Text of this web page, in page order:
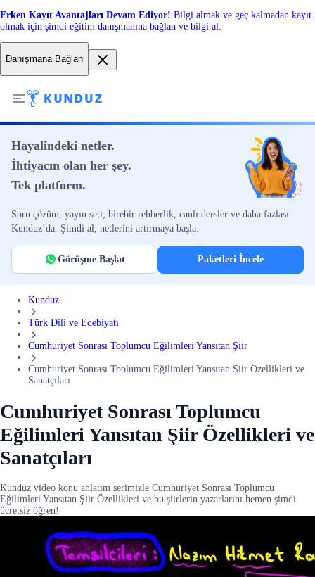
Erken Kayıt Avantajları Devam Ediyor! Bilgi almak ve geç kalmadan kayıt
olmak için şimdi eğitim danışmanına bağlan ve bilgi al.
Danışmana Bağlan
Hayalindeki netler.
İhtiyacın olan her şey.
Tek platform.
Soru çözüm, yayın seti, birebir rehberlik, canlı dersler ve daha fazlası
Kunduz’da. Şimdi al, netlerini artırmaya başla.
Görüşme Başlat Paketleri İncele
Kunduz
Türk Dili ve Edebiyatı
Cumhuriyet Sonrası Toplumcu Eğilimleri Yansıtan Şiir
Cumhuriyet Sonrası Toplumcu Eğilimleri Yansıtan Şiir Özellikleri ve
Sanatçıları
Cumhuriyet Sonrası Toplumcu
Eğilimleri Yansıtan Şiir Özellikleri ve
Sanatçıları
Kunduz video konu anlatım serimizle Cumhuriyet Sonrası Toplumcu
Eğilimleri Yansıtan Şiir Özellikleri ve bu şiirlerin yazarlarını hemen şimdi
ücretsiz öğren!